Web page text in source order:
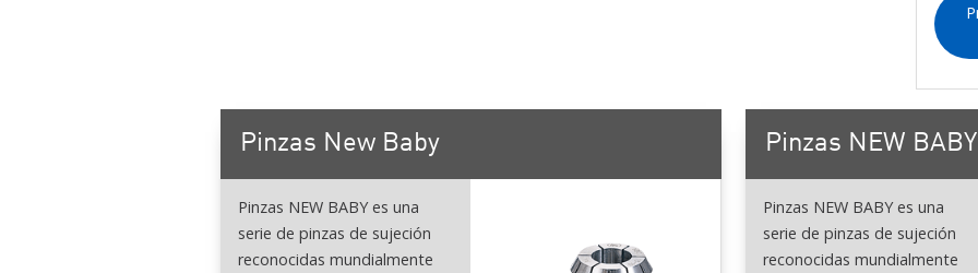
Pinzas New Baby
Pinzas NEW BABY es una
serie de pinzas de sujeción
reconocidas mundialmente
Pinzas NEW BABY
Pinzas NEW BABY es una
serie de pinzas de sujeción
reconocidas mundialmente